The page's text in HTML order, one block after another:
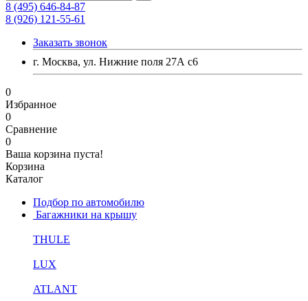
8 (495) 646-84-87
8 (926) 121-55-61
Заказать звонок
г. Москва, ул. Нижние поля 27А с6
0
Избранное
0
Сравнение
0
Ваша корзина пуста!
Корзина
Каталог
Подбор по автомобилю
Багажники на крышу
THULE
LUX
ATLANT